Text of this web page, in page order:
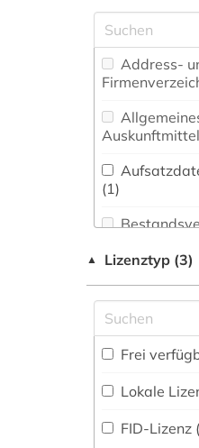
Bauingenieur-
(0)
Pharmazie (0)
Elektronik,
bosnien-
herzegowina
(1)
fid nahost-,
islamstudien
Address-
(1)
Disziplinäre
(0
▲ Lizenztyp (3)
Frei
Lokale
FID-Lizenz